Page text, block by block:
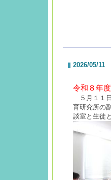
2026/05/11
令和８年
５月１１
育研究所の
談室と生徒